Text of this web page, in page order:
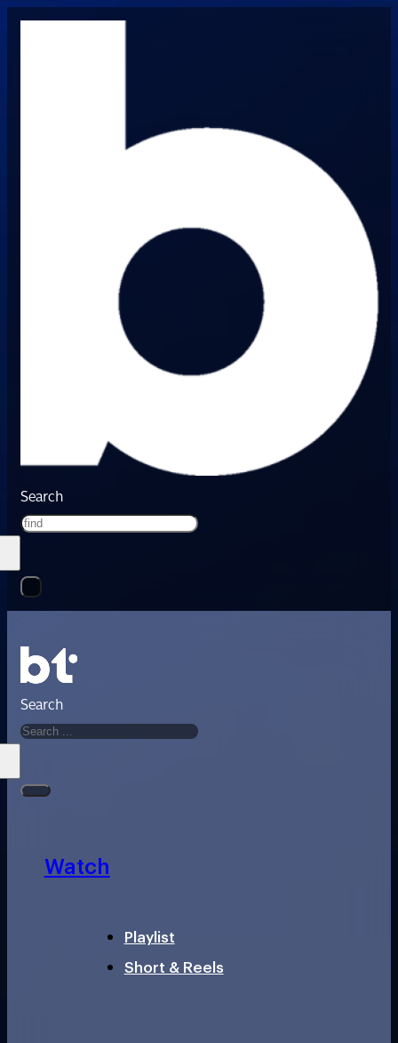
Search
Search
Watch
Playlist
Short & Reels